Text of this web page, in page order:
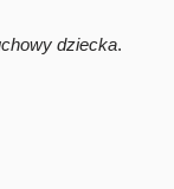
dziecka.